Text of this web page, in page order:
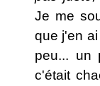
Je me
que j'en
peu... un
c'était